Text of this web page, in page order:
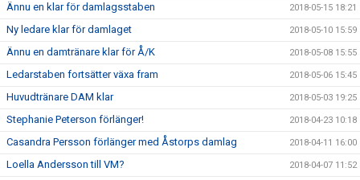
Ännu en klar för damlagsstaben 2018-05-15 18:21
Ny ledare klar för damlaget 2018-05-10 15:59
Ännu en damtränare klar för Å/K 2018-05-08 15:55
Ledarstaben fortsätter växa fram 2018-05-06 15:45
Huvudtränare DAM klar 2018-05-03 19:25
Stephanie Peterson förlänger! 2018-04-23 10:18
Casandra Persson förlänger med Åstorps damlag 2018-04-11 16:00
Loella Andersson till VM? 2018-04-07 11:52